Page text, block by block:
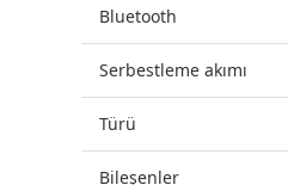
Bluetooth
Serbestleme akımı
Türü
Bileşenler